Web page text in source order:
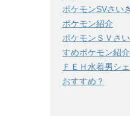
ポケモンSVさい
ポケモン紹介
ポケモンＳＶさ
すめポケモン紹介
ＦＥＨ水着男シ
おすすめ？